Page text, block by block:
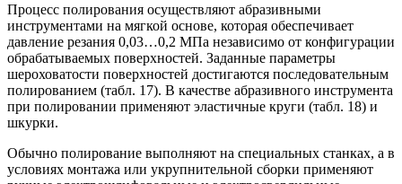
Процесс полирования осуществляют абразивными
инструментами на мягкой основе, которая обеспечивает
давление резания 0,03…0,2 МПа независимо от конфигурации
обрабатываемых поверхностей. Заданные параметры
шероховатости поверхностей достигаются последовательным
полированием (табл. 17). В качестве абразивного инструмента
при полировании применяют эластичные круги (табл. 18) и
шкурки.
Обычно полирование выполняют на специальных станках, а в
условиях монтажа или укрупнительной сборки применяют